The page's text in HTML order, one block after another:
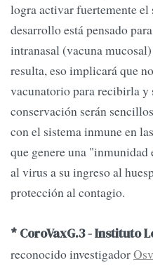
logra activar fuertemente
desarrollo está pensado
intranasal (vacuna
resulta, eso implicará que
vacunatorio para recibirla y
conservación serán
con el sistema inmune en
que genere una
al virus a su ingreso al
protección al contagio.
* CoroVaxG.3 - Instituto
reconocido investigador